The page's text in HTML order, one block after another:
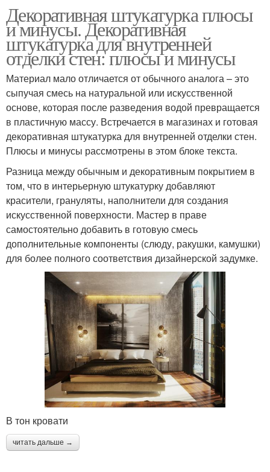
Декоративная штукатурка плюсы
и минусы. Декоративная
штукатурка для внутренней
отделки стен: плюсы и минусы
Материал мало отличается от обычного аналога – это
сыпучая смесь на натуральной или искусственной
основе, которая после разведения водой превращается
в пластичную массу. Встречается в магазинах и готовая
декоративная штукатурка для внутренней отделки стен.
Плюсы и минусы рассмотрены в этом блоке текста.
Разница между обычным и декоративным покрытием в
том, что в интерьерную штукатурку добавляют
красители, грануляты, наполнители для создания
искусственной поверхности. Мастер в праве
самостоятельно добавить в готовую смесь
дополнительные компоненты (слюду, ракушки, камушки)
для более полного соответствия дизайнерской задумке.
В тон кровати
читать дальше →